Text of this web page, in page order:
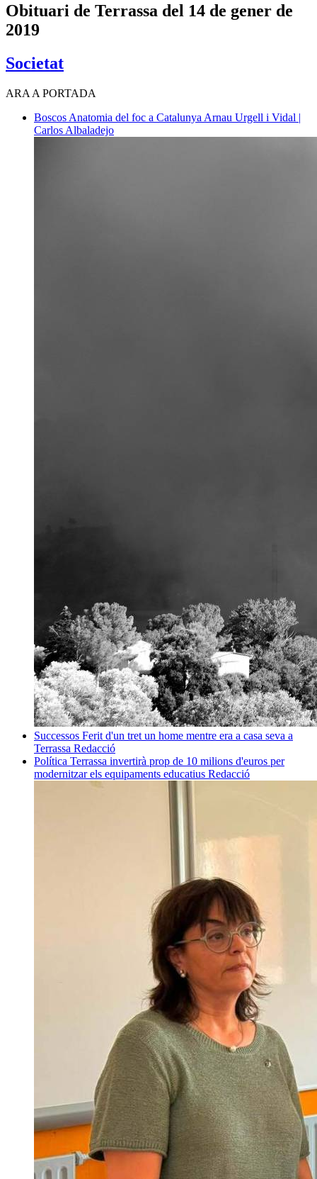
Obituari de Terrassa del 14 de gener de
2019
Societat
ARA A PORTADA
Boscos Anatomia del foc a Catalunya Arnau Urgell i Vidal |
Carlos Albaladejo
Successos Ferit d'un tret un home mentre era a casa seva a
Terrassa Redacció
Política Terrassa invertirà prop de 10 milions d'euros per
modernitzar els equipaments educatius Redacció